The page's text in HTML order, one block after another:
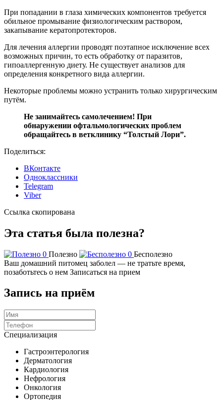
При попадании в глаза химических компонентов требуется
обильное промывание физиологическим раствором,
закапывание кератопротекторов.
Для лечения аллергии проводят поэтапное исключение всех
возможных причин, то есть обработку от паразитов,
гипоаллергенную диету. Не существует анализов для
определения конкретного вида аллергии.
Некоторые проблемы можно устранить только хирургическим
путём.
Не занимайтесь самолечением! При
обнаружении офтальмологических проблем
обращайтесь в ветклинику “Толстый Лори”.
Поделиться:
ВКонтакте
Одноклассники
Telegram
Viber
Ссылка скопирована
Эта статья была полезна?
0 Полезно 0 Бесполезно
Ваш домашний питомец заболел — не тратьте время,
позаботьтесь о нем Записаться на прием
Запись на приём
Специализация
Гастроэнтерология
Дерматология
Кардиология
Нефрология
Онкология
Ортопедия